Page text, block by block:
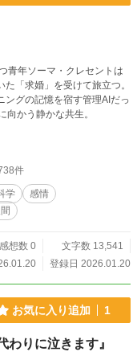
青年ソーマ・クレセントは
「求婚」を受けて旅立つ。
ングの記憶を宿す管理AIだっ
かう静かな共生。
件
学
感情
感想数 0
文字数 13,541
登録日 2026.01.20
お気に入り追加 1
わりに泣きます』